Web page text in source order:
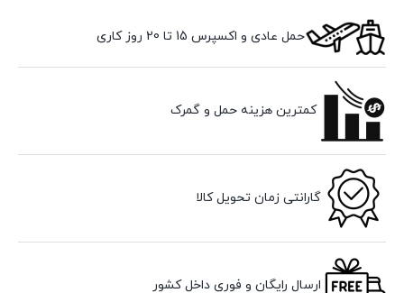
حمل عادی و اکسپرس 15 تا 20 روز کاری
کمترین هزینه حمل و گمرک
گارانتی زمان تحویل کالا
ارسال رایگان و فوری داخل کشور